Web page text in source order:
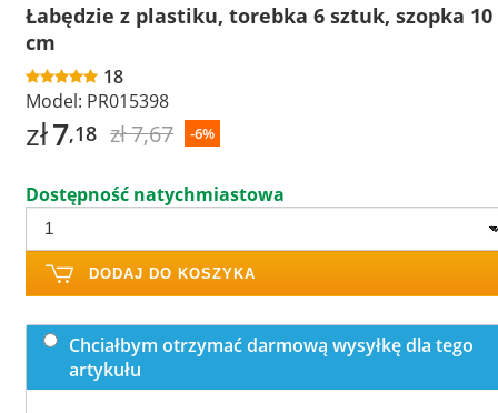
Łabędzie z plastiku, torebka 6 sztuk, szopka 10
cm
18
Model: PR015398
zł7,18 zł 7,67 -6%
Dostępność natychmiastowa
DODAJ DO KOSZYKA
Chciałbym otrzymać darmową wysyłkę dla tego
artykułu